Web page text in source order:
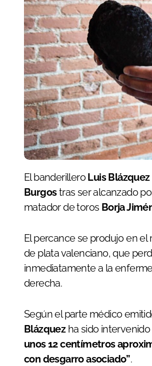
El banderilleroLuis Blázquez
Burgostras ser alcanzado
matador de toros Borja
El percance se produjo en
de plata valenciano, que
inmediatamente a la
derecha.
Según el parte médico
Blázquezha sido
unos 12 centímetros
con desgarro asociado”.